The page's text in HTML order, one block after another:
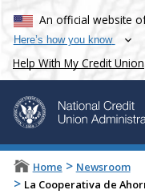
An official website
Here’s how you know
Help With My Credit Union
Home > Newsroom
> La Cooperativa de